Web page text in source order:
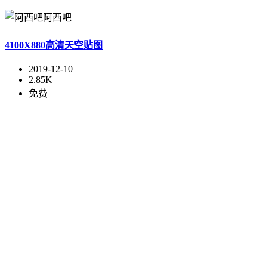
阿西吧
4100X880高清天空贴图
2019-12-10
2.85K
免费